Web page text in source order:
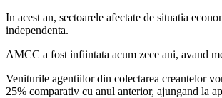
In acest an, sectoarele afectate de situatia
independenta.
AMCC a fost infiintata acum zece ani, avand
Veniturile agentiilor din colectarea creantelor
25% comparativ cu anul anterior, ajungand la